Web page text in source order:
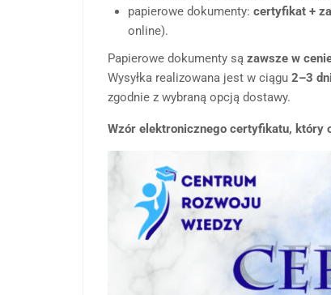
papierowe dokumenty: certyfikat +
online).
Papierowe dokumenty są zawsze w
Wysyłka realizowana jest w ciągu 2–3
zgodnie z wybraną opcją dostawy.
Wzór elektronicznego certyfikatu, który